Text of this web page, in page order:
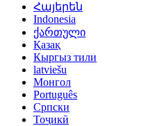
Հայերեն
Indonesia
ქართული
Қазақ
Кыргыз тили
latviešu
Монгол
Português
Српски
Тоҷикӣ